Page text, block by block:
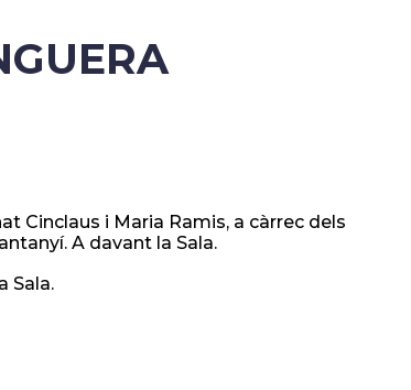
Cinclaus i Maria Ramis, a càrrec dels
A davant la Sala.
Sala.